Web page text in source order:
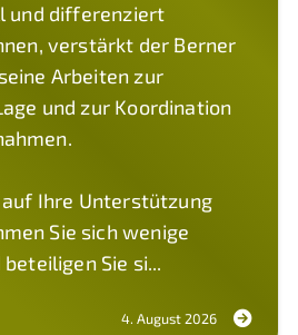
und differenziert
verstärkt der Berner
Arbeiten zur
und zur Koordination
Ihre Unterstützung
Sie sich wenige
Sie si...
4. August 2026